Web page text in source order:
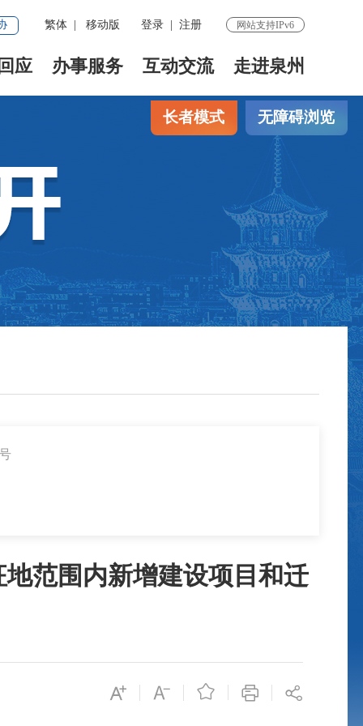
繁体 移动版 登录 注册 网站支持IPv6
应 办事服务 互动交流 走进泉州
长者模式 无障碍浏览
范围内新增建设项目和迁
